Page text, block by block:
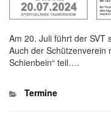
Am 20. Juli führt der SVT
Auch der Schützenverein
Schienbein“ teil….
Kategorien
Termine